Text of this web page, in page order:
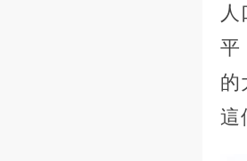
平
的
這